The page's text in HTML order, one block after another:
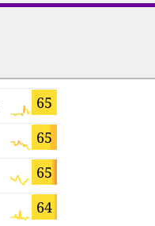
65
65
65
64